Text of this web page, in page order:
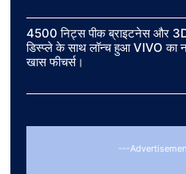
4500 निट्स पीक ब्राइटनेस और
डिस्प्ले के साथ लॉन्च हुआ VIVO का
खास फीचर्स।
---